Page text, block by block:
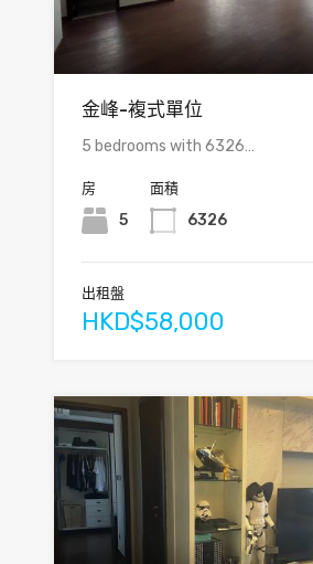
金峰-複式單位
5 bedrooms with 6326…
房
5
面積
6326
出租盤
HKD$58,000